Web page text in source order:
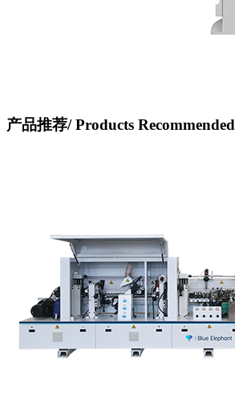
产品推荐/Products Recommended